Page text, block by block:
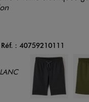
Réf. : 40759210111